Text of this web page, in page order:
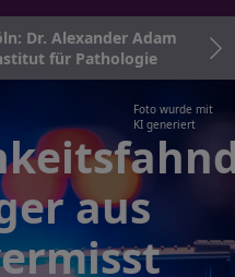
Dr. Alexander Adam
für Pathologie
Foto wurde mit
KI generiert
aus